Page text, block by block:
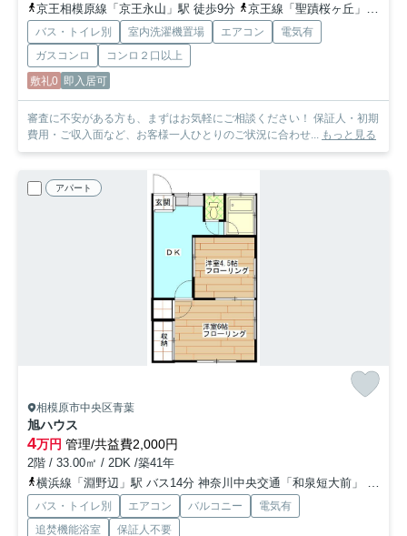
京王相模原線「京王永山」駅 徒歩9分
京王線「聖蹟桜ヶ丘」駅 徒歩28分
バス・トイレ別 室内洗濯機置場 エアコン
電気有
ガスコンロ
コンロ２口以上
敷礼0 即入居可
審査に不安がある方も、まずはお気軽にご相談ください！ 保証人・初期
費用・ご収入面など、お客様一人ひとりのご状況に合わせ...
もっと見る
アパート
相模原市中央区青葉
旭ハウス
4万円 管理/共益費2,000円
2階 / 33.00㎡ / 2DK /築41年
横浜線「淵野辺」駅 バス14分 神奈川中央交通「和泉短大前」 停歩7分
バス・トイレ別 エアコン バルコニー
電気有
追焚機能浴室
保証人不要